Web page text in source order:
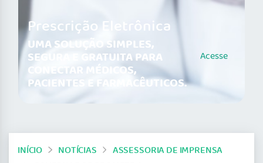
Prescrição Eletrônica
UMA SOLUÇÃO SIMPLES,
SEGURA E GRATUITA PARA
CONECTAR MÉDICOS,
PACIENTES E FARMACÊUTICOS.
Acesse
INÍCIO NOTÍCIAS
ASSESSORIA DE IMPRENSA